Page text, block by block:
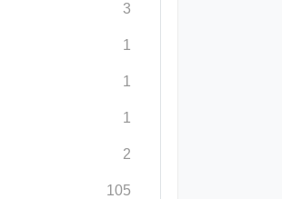
3
1
1
1
2
105